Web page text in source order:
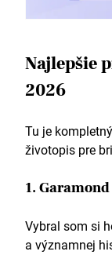
Najlepšie
2026
Tu je
životopis pre
1. Garamond
Vybral som si
a významnej